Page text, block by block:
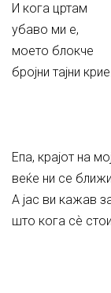
И кога цртам
убаво ми е,
моето блокче
бројни тајни
Епа, крајот на
веќе ни се
А јас ви кажав
што кога сѐ